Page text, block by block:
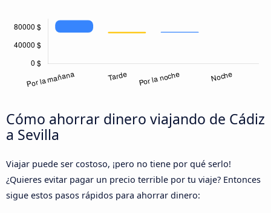
Cómo ahorrar dinero viajando de Cádiz
a Sevilla
Viajar puede ser costoso, ¡pero no tiene por qué serlo!
¿Quieres evitar pagar un precio terrible por tu viaje? Entonces
sigue estos pasos rápidos para ahorrar dinero: